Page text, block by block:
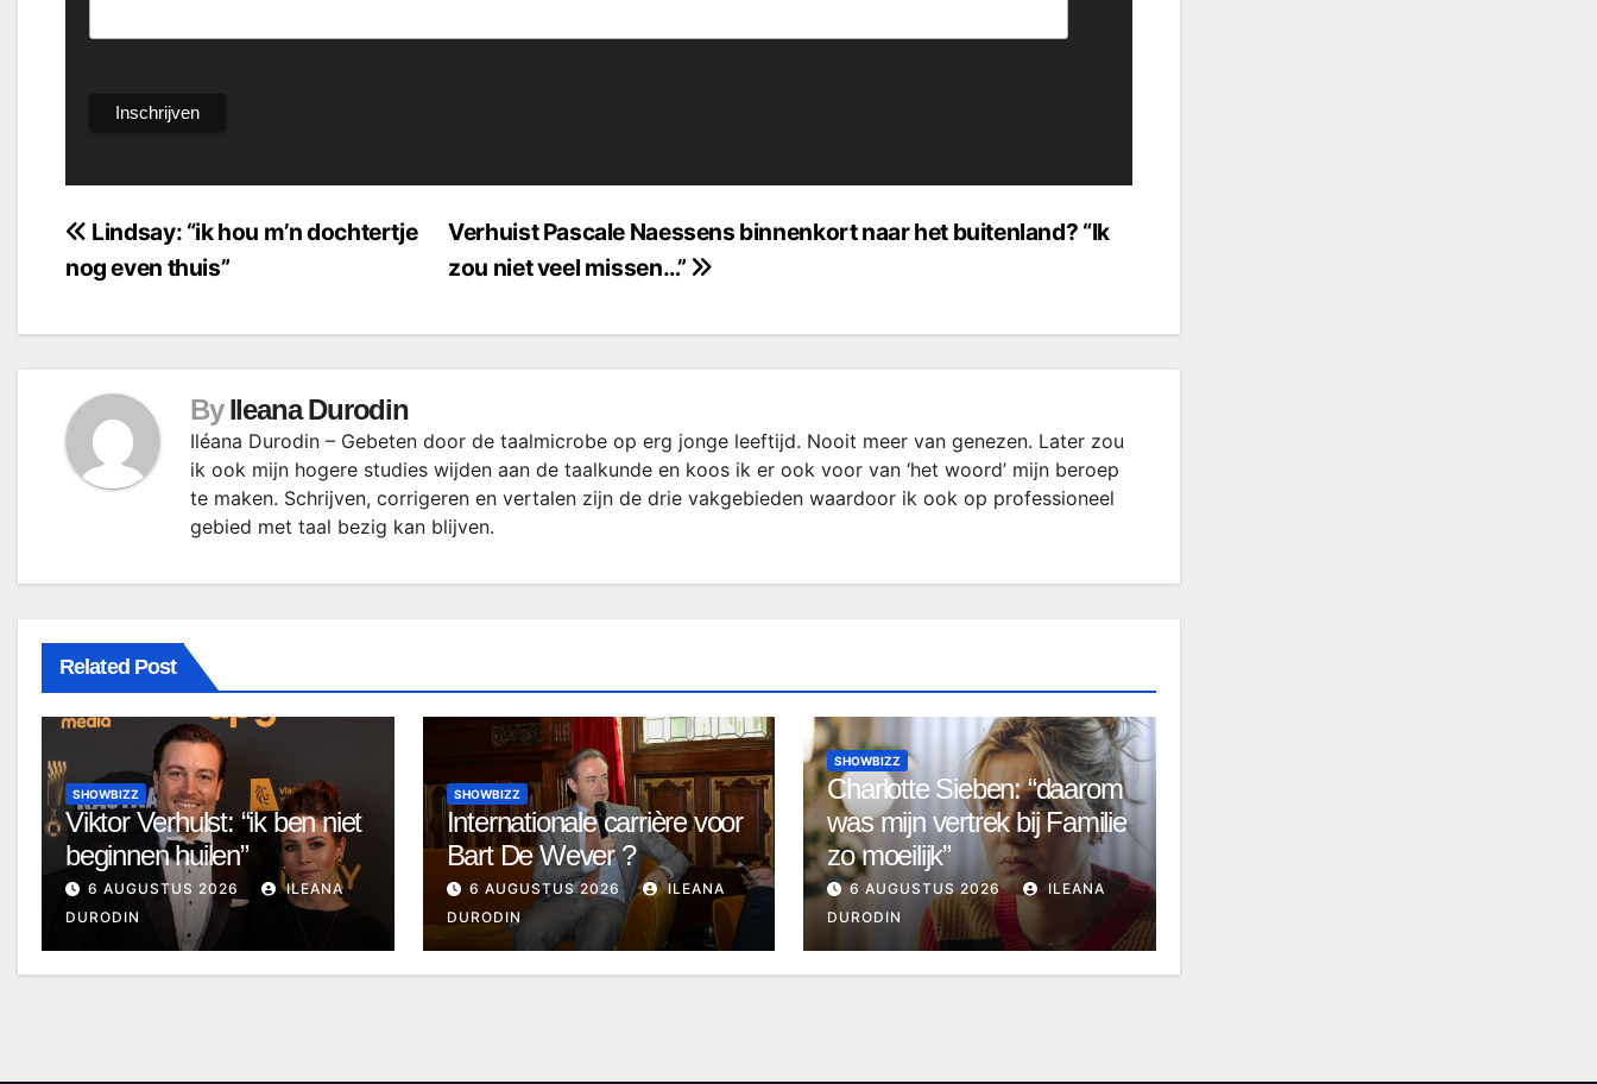
Bericht
navigatie
Verhuist Pascale Naessens binnenkort naar het buitenland? “Ik
zou niet veel missen…”
Lindsay: “ik hou m’n dochtertje
nog even thuis”
By Ileana Durodin
Iléana Durodin – Gebeten door de taalmicrobe op erg jonge leeftijd. Nooit meer van genezen. Later zou
ik ook mijn hogere studies wijden aan de taalkunde en koos ik er ook voor van ‘het woord’ mijn beroep
te maken. Schrijven, corrigeren en vertalen zijn de drie vakgebieden waardoor ik ook op professioneel
gebied met taal bezig kan blijven.
Related Post
SHOWBIZZ
Viktor Verhulst: “ik ben niet
beginnen huilen”
6 AUGUSTUS 2026
ILEANA
DURODIN
SHOWBIZZ
Internationale carrière voor
Bart De Wever ?
6 AUGUSTUS 2026
ILEANA
DURODIN
SHOWBIZZ
Charlotte Sieben: “daarom
was mijn vertrek bij Familie
zo moeilijk”
6 AUGUSTUS 2026
ILEANA
DURODIN